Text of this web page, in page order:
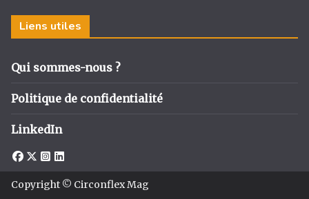
Liens utiles
Qui sommes-nous ?
Politique de confidentialité
LinkedIn
Copyright © Circonflex Mag